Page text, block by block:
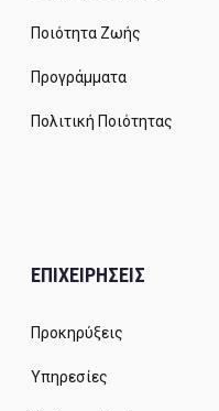
Ποιότητα Ζωής
Προγράμματα
Πολιτική Ποιότητας
ΕΠΙΧΕΙΡΗΣΕΙΣ
Προκηρύξεις
Υπηρεσίες